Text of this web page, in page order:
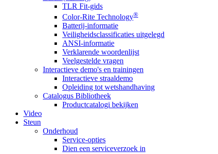
TLR Fit-gids
Color-Rite Technology®
Batterij-informatie
Veiligheidsclassificaties uitgelegd
ANSI-informatie
Verklarende woordenlijst
Veelgestelde vragen
Interactieve demo's en trainingen
Interactieve straaldemo
Opleiding tot wetshandhaving
Catalogus Bibliotheek
Productcatalogi bekijken
Video
Steun
Onderhoud
Service-opties
Dien een serviceverzoek in